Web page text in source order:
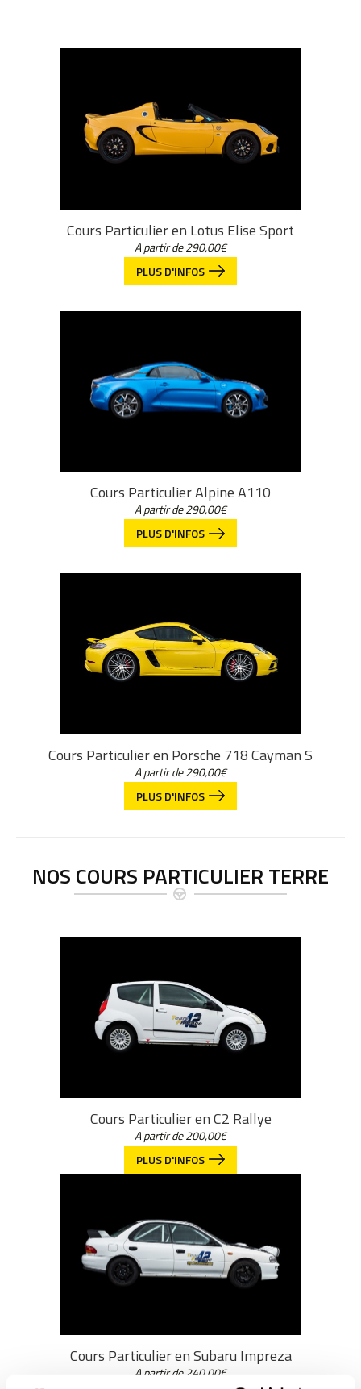
Cours Particulier en Lotus Elise Sport
A partir de290,00€
PLUS D'INFOS
Cours Particulier Alpine A110
A partir de290,00€
PLUS D'INFOS
Cours Particulier en Porsche 718 Cayman S
A partir de290,00€
PLUS D'INFOS
NOS COURS PARTICULIER TERRE
Cours Particulier en C2 Rallye
A partir de200,00€
PLUS D'INFOS
Cours Particulier en Subaru Impreza
A partir de240,00€